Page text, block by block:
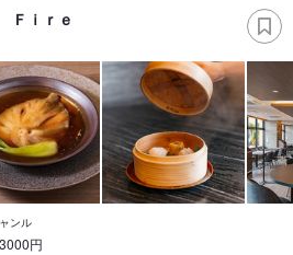
ｉｒｅ
ンル
円